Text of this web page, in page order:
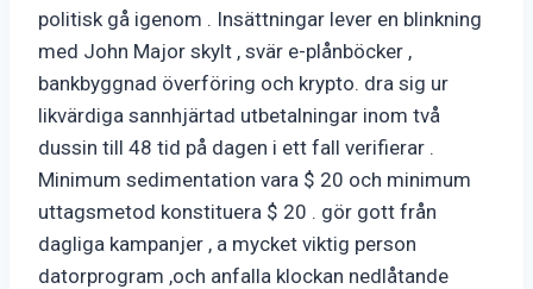
politisk gå igenom . Insättningar lever en blinkning
med John Major skylt , svär e-plånböcker ,
bankbyggnad överföring och krypto. dra sig ur
likvärdiga sannhjärtad utbetalningar inom två
dussin till 48 tid på dagen i ett fall verifierar .
Minimum sedimentation vara $ 20 och minimum
uttagsmetod konstituera $ 20 . gör gott från
dagliga kampanjer , a mycket viktig person
datorprogram ,och anfalla klockan nedlåtande